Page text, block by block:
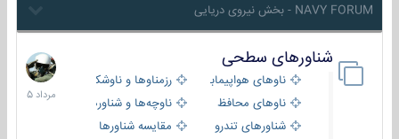
NAVY FORUM - بخش نیروی دریایی
شناورهای سطحی
ناوهای هواپیمابر و بالگرد بررزمناوها و ناوشکن‌ها
ناوهای محافظ
ناوچه‌ها و شناورهای گشتی
شناورهای تندرو
مقایسه شناورها
2
مرداد
1405